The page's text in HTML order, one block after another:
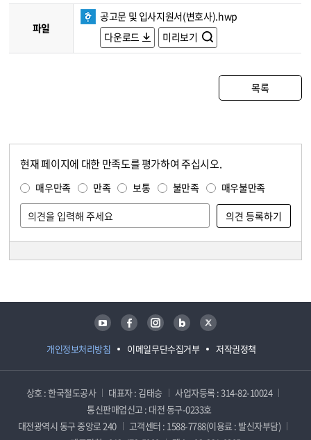
파일
공고문 및 입사지원서(변호사).hwp
다운로드
미리보기
목록
현재 페이지에 대한 만족도를 평가하여 주십시오.
매우만족 만족 보통 불만족 매우불만족
개인정보처리방침 이메일무단수집거부 저작권정책
유튜브 페이스북 인스타그램 블로그 트위터
상호 : 한국철도공사 대표자 : 김태승
사업자등록 : 314-82-10024
통신판매업신고 : 대전 동구-0233호
대전광역시 동구 중앙로 240
고객센터 : 1588-7788(이용료 : 발신자부담)